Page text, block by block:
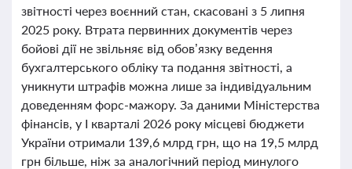
звітності через воєнний стан, скасовані з 5 липня
2025 року. Втрата первинних документів через
бойові дії не звільняє від обов’язку ведення
бухгалтерського обліку та подання звітності, а
уникнути штрафів можна лише за індивідуальним
доведенням форс-мажору. За даними Міністерства
фінансів, у І кварталі 2026 року місцеві бюджети
України отримали 139,6 млрд грн, що на 19,5 млрд
грн більше, ніж за аналогічний період минулого